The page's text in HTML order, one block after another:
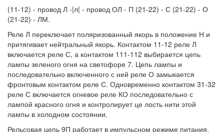
(11-12) - провод Л -|л| - провод ОЛ - П (21-22) - С (21-22) - О
(21-22) - ЛМ.
Реле Л переключает поляризованный якорь в положение Н и
притягивает нейтральный якорь. Контактом 11-12 реле Л
включается реле С, а контактом 111-112 выбирается цепь
лампы зеленого огня на светофоре 7. Цепь лампы и
последовательно включенного с ней реле О замыкается
фронтовым контактом реле С. Одновременно контактом 31-32
реле С включается огневое реле КО последовательно с
лампой красного огня и контролирует це лость нити этой
лампы в холодном состоянии.
Рельсовая цепь 9П работает в импульсном режиме питания,